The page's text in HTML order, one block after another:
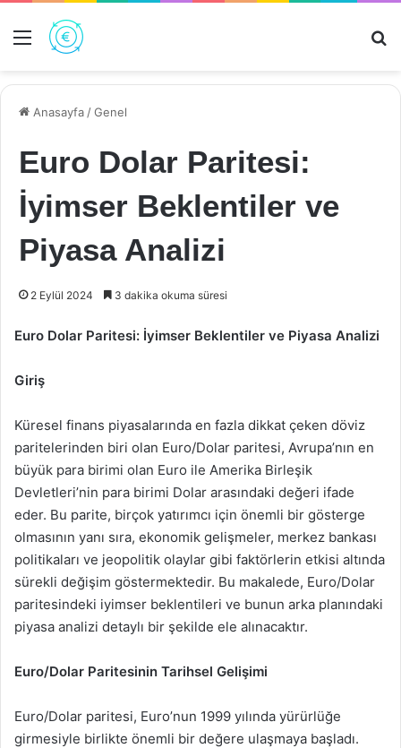
Menü
Anasayfa /Genel
Euro Dolar Paritesi:
İyimser Beklentiler ve
Piyasa Analizi
2 Eylül 2024 3 dakika okuma süresi
Euro Dolar Paritesi: İyimser Beklentiler ve Piyasa Analizi
Giriş
Küresel finans piyasalarında en fazla dikkat çeken döviz
paritelerinden biri olan Euro/Dolar paritesi, Avrupa’nın en
büyük para birimi olan Euro ile Amerika Birleşik
Devletleri’nin para birimi Dolar arasındaki değeri ifade
eder. Bu parite, birçok yatırımcı için önemli bir gösterge
olmasının yanı sıra, ekonomik gelişmeler, merkez bankası
politikaları ve jeopolitik olaylar gibi faktörlerin etkisi altında
sürekli değişim göstermektedir. Bu makalede, Euro/Dolar
paritesindeki iyimser beklentileri ve bunun arka planındaki
piyasa analizi detaylı bir şekilde ele alınacaktır.
Euro/Dolar Paritesinin Tarihsel Gelişimi
Euro/Dolar paritesi, Euro’nun 1999 yılında yürürlüğe
girmesiyle birlikte önemli bir değere ulaşmaya başladı.